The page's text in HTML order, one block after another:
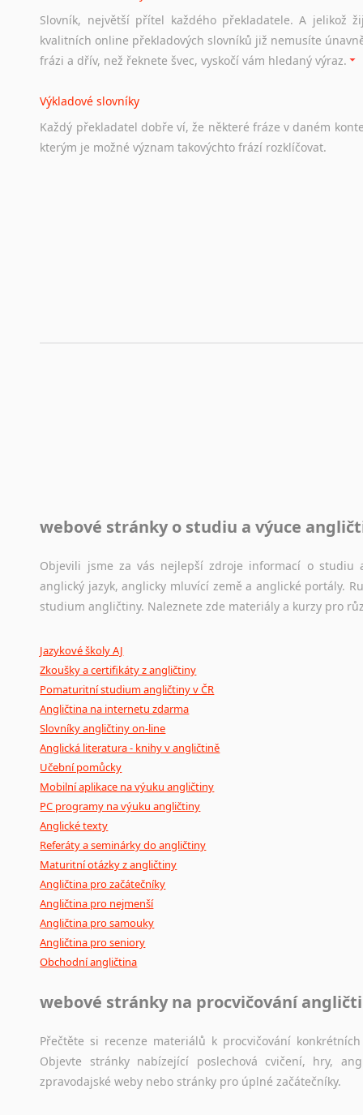
Odkazy poskytující cenné informace nekomerčního
hledat práci na internetu případně osobní zkušenosti
Hledáte-li
práci
stejná obecná pravidla, jako pro český životopis. Tak dost
Slovník, největší přítel každého překladatele. A jelikož
kvalitních online překladových slovníků již nemusíte
frázi a dřív, než řeknete švec, vyskočí vám hledaný výraz.
Výkladové slovníky
Každý překladatel dobře ví, že některé fráze v daném
kterým je možné význam takovýchto frází rozklíčovat.
Jazykový korpus je elektronický soubor autentických
původního zdroje textu.
Ostatní pomůcky pro překladatele
poradny a pravidla
webové stránky o studiu a výuce
Objevili jsme za vás nejlepší zdroje informací o studiu
anglický jazyk, anglicky mluvící země a anglické portály.
studium angličtiny. Naleznete zde materiály a kurzy pro
Jazykové školy AJ
Zkoušky a certifikáty z angličtiny
Pomaturitní studium angličtiny v ČR
Angličtina na internetu zdarma
Slovníky angličtiny on-line
Anglická literatura - knihy v angličtině
Učební pomůcky
Mobilní aplikace na výuku angličtiny
PC programy na výuku angličtiny
Anglické texty
Referáty a seminárky do angličtiny
Maturitní otázky z angličtiny
Angličtina pro začátečníky
Angličtina pro nejmenší
Angličtina pro samouky
Angličtina pro seniory
Obchodní angličtina
webové stránky na procvičování
Přečtěte si recenze materiálů k procvičování
Objevte stránky nabízející poslechová cvičení, hry,
zpravodajské weby nebo stránky pro úplné začátečníky.